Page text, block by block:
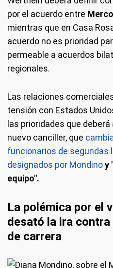
por el acuerdo entre
mientras que en Casa
acuerdo no es prioridad
permeable a acuerdos
regionales.
Las relaciones
tensión con Estados
las prioridades que
nuevo canciller, que
funcionarios de segundas
designados por Mondinoy
equipo".
La polémica por el
desató la ira
de carrera